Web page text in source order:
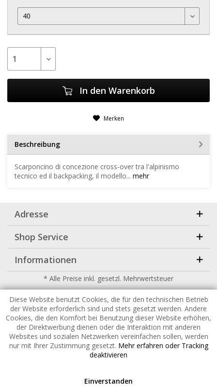
In den Warenkorb
Merken
Beschreibung
Scarponcino di concezione cross-over tra l'alpinismo
tecnico ed il backpacking, il modello... mehr
Adresse
Shop Service
Informationen
* Alle Preise inkl. gesetzl. Mehrwertsteuer
Copyright2026 |HuckePackby426 - Your Digital Upgrade
Diese Website benutzt Cookies, die für den technischen Betrieb
der Website erforderlich sind und stets gesetzt werden. Andere
Cookies, die den Komfort bei Benutzung dieser Website erhöhen,
der Direktwerbung dienen oder die Interaktion mit anderen
Websites und sozialen Netzwerken vereinfachen sollen, werden
nur mit Ihrer Zustimmung gesetzt. Mehr erfahren oder Tracking
deaktivieren
Einverstanden